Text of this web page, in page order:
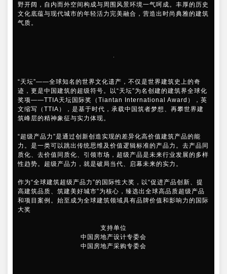
野开阔，自内而外空间构成与周围风景环境一气呵成。丰厚的历史
文化底蕴与现代城市的年轻活力完美融合，营造出时尚典雅的建筑
气质。
“天坛”——全球知名的世界文化遗产，不仅是世界建筑史上的奇
迹，更是中国建筑的超级符号。以“天坛”为名创建的建筑界全球化
奖项——TTIA天坛国际奖（Tiantan International Award），英
文缩写（TTIA），是基于时代，承载中国筑者梦想、再攀世界建
筑峰层的精神象征与实力体现。
“超级产品力”是通过创新创造实现的差异化高价值建筑产品的能
力。是一类可以跳出传统思维及价值逻辑标准的产品力。去产品同
质化、去价值同质化、引领市场，超级产品是未来行业发展的多样
性趋势。超级产品力，就是破局当代、启幕未来的实力。
作为“全球建筑超级产品力”的国际性大奖，以“促进产品创新、提
高建筑品质、筑建美好城市”为核心，臻选出全球高品质超级产品
和项目案例。始至成为全球建筑领域具有品牌价值和影响力的国际
大奖
支持单位
中国房地产设计专委会
中国房地产采购专委会